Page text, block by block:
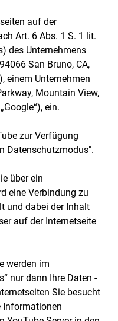
auf der
Art. 6 Abs. 1 S. 1 lit.
des Unternehmens
San Bruno, CA,
einem Unternehmen
Mountain View,
ein.
zur Verfügung
Datenschutzmodus".
über ein
eine Verbindung zu
und dabei der Inhalt
auf der Internetseite
werden im
nur dann Ihre Daten -
Sie besucht
Informationen